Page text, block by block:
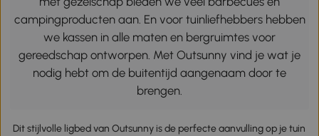
campingproducten aan. En voor tuinliefhebbers hebben
we kassen in alle maten en bergruimtes voor
gereedschap ontworpen. Met Outsunny vind je wat je
nodig hebt om de buitentijd aangenaam door te
brengen.
Dit stijlvolle ligbed van Outsunny is de perfecte aanvulling op je tuin